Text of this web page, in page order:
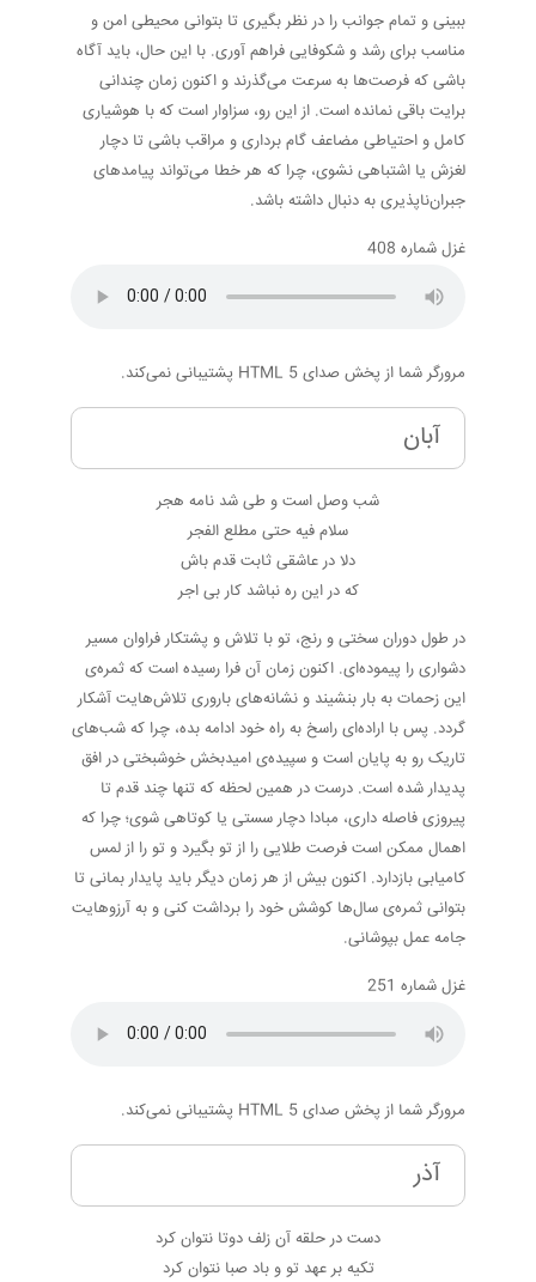
ببینی و تمام جوانب را در نظر بگیری تا بتوانی محیطی امن و
مناسب برای رشد و شکوفایی فراهم آوری. با این حال، باید آگاه
باشی که فرصت‌ها به سرعت می‌گذرند و اکنون زمان چندانی
برایت باقی نمانده است. از این رو، سزاوار است که با هوشیاری
کامل و احتیاطی مضاعف گام برداری و مراقب باشی تا دچار
لغزش یا اشتباهی نشوی، چرا که هر خطا می‌تواند پیامدهای
جبران‌ناپذیری به دنبال داشته باشد.
غزل شماره 408
مرورگر شما از پخش صدای HTML 5 پشتیبانی نمی‌کند.
آبان
شب وصل است و طی شد نامه هجر
سلام فیه حتی مطلع الفجر
دلا در عاشقی ثابت قدم باش
که در این ره نباشد کار بی اجر
در طول دوران سختی و رنج، تو با تلاش و پشتکار فراوان مسیر
دشواری را پیموده‌ای. اکنون زمان آن فرا رسیده است که ثمره‌ی
این زحمات به بار بنشیند و نشانه‌های باروری تلاش‌هایت آشکار
گردد. پس با اراده‌ای راسخ به راه خود ادامه بده، چرا که شب‌های
تاریک رو به پایان است و سپیده‌ی امیدبخش خوشبختی در افق
پدیدار شده است. درست در همین لحظه که تنها چند قدم تا
پیروزی فاصله داری، مبادا دچار سستی یا کوتاهی شوی؛ چرا که
اهمال ممکن است فرصت طلایی را از تو بگیرد و تو را از لمس
کامیابی بازدارد. اکنون بیش از هر زمان دیگر باید پایدار بمانی تا
بتوانی ثمره‌ی سال‌ها کوشش خود را برداشت کنی و به آرزوهایت
جامه عمل بپوشانی.
غزل شماره 251
مرورگر شما از پخش صدای HTML 5 پشتیبانی نمی‌کند.
آذر
دست در حلقه آن زلف دوتا نتوان کرد
تکیه بر عهد تو و باد صبا نتوان کرد